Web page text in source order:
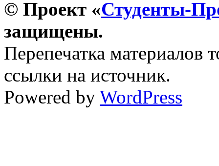
© Проект «Студенты-
защищены.
Перепечатка материалов
ссылки на источник.
Powered by WordPress